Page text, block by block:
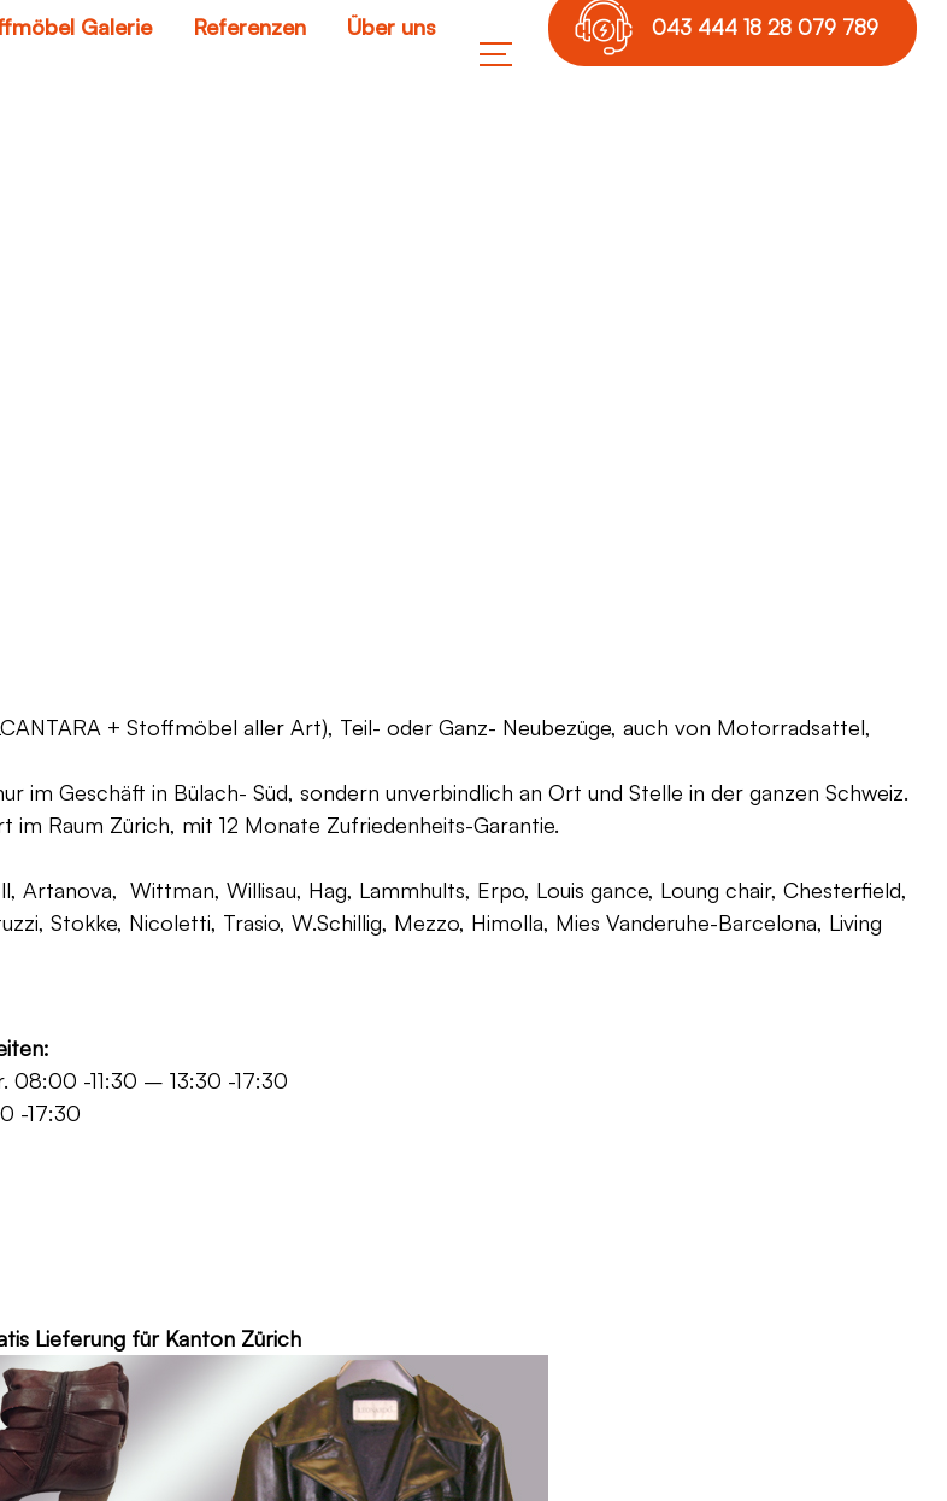
Galerie Referenzen Über uns 043 444 18 28 079 789
+ Stoffmöbel aller Art), Teil- oder Ganz- Neubezüge, auch von Motorradsattel,
im Geschäft in Bülach- Süd, sondern unverbindlich an Ort und Stelle in der ganzen Schweiz.
Raum Zürich, mit 12 Monate Zufriedenheits-Garantie.
Wittman, Willisau, Hag, Lammhults, Erpo, Louis gance, Loung chair, Chesterfield,
Stokke, Nicoletti, Trasio, W.Schillig, Mezzo, Himolla, Mies Vanderuhe-Barcelona, Living
– 13:30 -17:30
Zürich